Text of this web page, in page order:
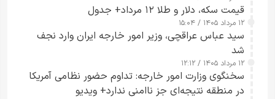
قیمت سکه، دلار و طلا ۱۲ مرداد+ جدول
۱۲ مرداد ۱۴۰۵ / ۱۵:۰۴
سید عباس عراقچی، وزیر امور خارجه ایران وارد نجف
شد
۱۲ مرداد ۱۴۰۵ / ۱۲:۱۲
سخنگوی وزارت امور خارجه: تداوم حضور نظامی آمریکا
در منطقه نتیجه‌ای جز ناامنی ندارد+ ویدیو